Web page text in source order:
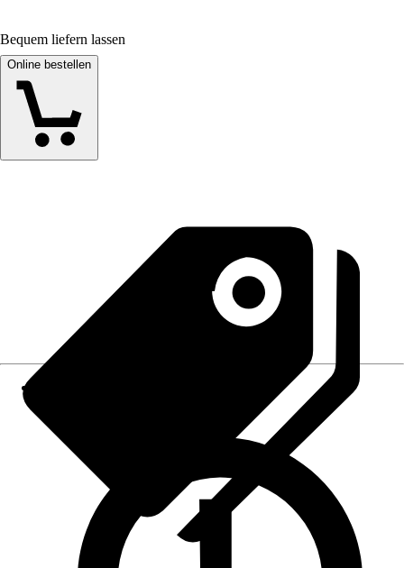
Bequem liefern lassen
Online bestellen